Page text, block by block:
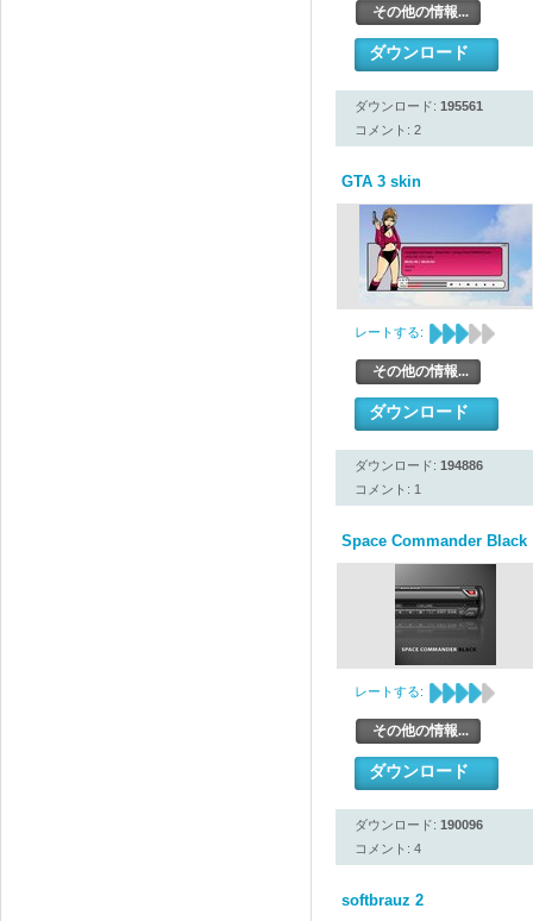
その他の情報...
ダウンロード
ダウンロード: 195561
コメント: 2
GTA 3 skin
レートする:
その他の情報...
ダウンロード
ダウンロード: 194886
コメント: 1
Space Commander Black
レートする:
その他の情報...
ダウンロード
ダウンロード: 190096
コメント: 4
softbrauz 2